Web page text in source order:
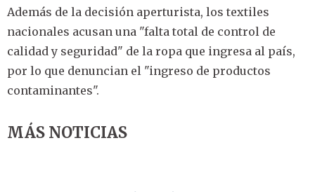
Además de la decisión aperturista, los textiles
nacionales acusan una "falta total de control de
calidad y seguridad" de la ropa que ingresa al país,
por lo que denuncian el "ingreso de productos
contaminantes".
MÁS NOTICIAS